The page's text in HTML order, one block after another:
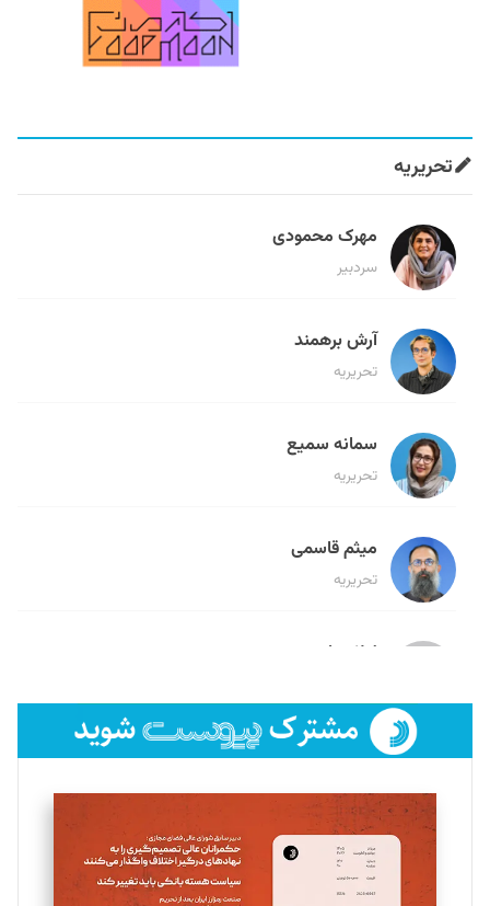
تحریریه
مهرک محمودی
سردبیر
آرش برهمند
تحریریه
سمانه سمیع
تحریریه
میثم قاسمی
تحریریه
لیلا حنارود
فائزه فتحی رستمی
تحریریه
سروش کرمیان
تحریریه